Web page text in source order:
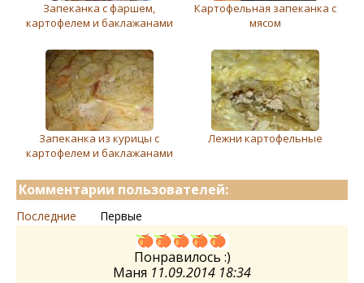
Запеканка с фаршем,
картофелем и баклажанами
Картофельная запеканка с
мясом
Запеканка из курицы с
картофелем и баклажанами
Лежни картофельные
Комментарии пользователей:
Последние Первые
Понравилось :)
Маня 11.09.2014 18:34